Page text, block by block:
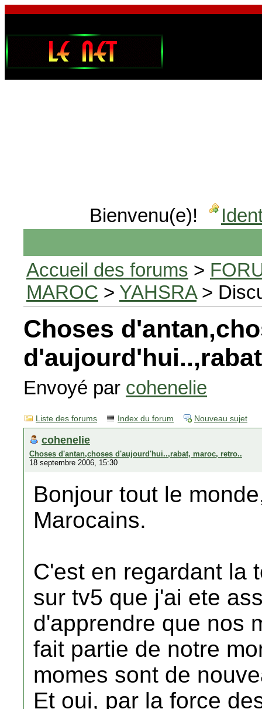
Bienvenu(e)!
Accueil des forums >
MAROC > YAHSRA>
Choses
Envoyé par cohenelie
Liste des forums Index du forum Nouveau sujet
cohenelie
Choses d'antan,choses d'aujourd'hui..,rabat, maroc, retro..
18 septembre 2006, 15:30
Bonjour tout le
Marocains.
C'est en regardant la
sur tv5 que j'ai ete
d'apprendre que nos
fait partie de notre
momes sont de
Et oui, par la force